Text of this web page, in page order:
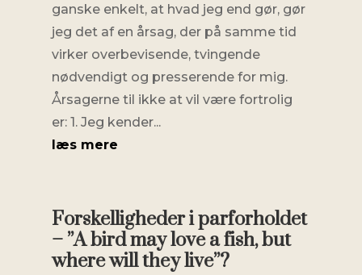
ganske enkelt, at hvad jeg end gør, gør
jeg det af en årsag, der på samme tid
virker overbevisende, tvingende
nødvendigt og presserende for mig.
Årsagerne til ikke at vil være fortrolig
er: 1. Jeg kender...
læs mere
Forskelligheder i parforholdet
– ”A bird may love a fish, but
where will they live”?